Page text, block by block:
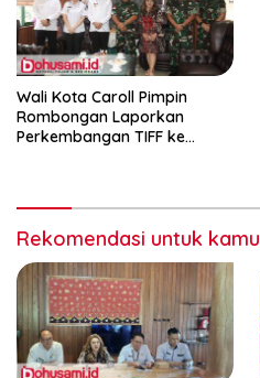
Wali Kota Caroll Pimpin
Rombongan Laporkan
Perkembangan TIFF ke
Rekomendasi untuk kamu